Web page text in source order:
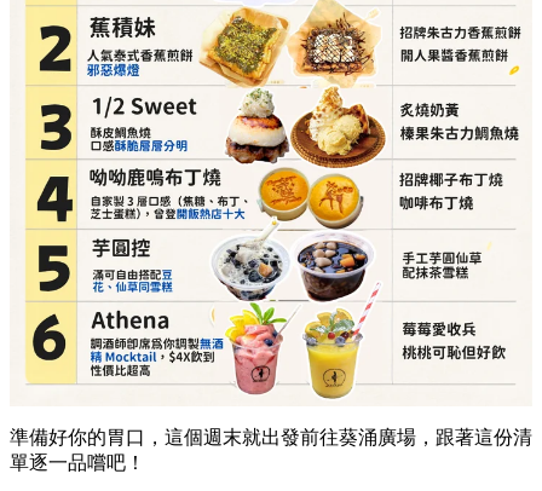
準備好你的胃口，這個週末就出發前往葵涌廣場，跟著這份清
單逐一品嚐吧！